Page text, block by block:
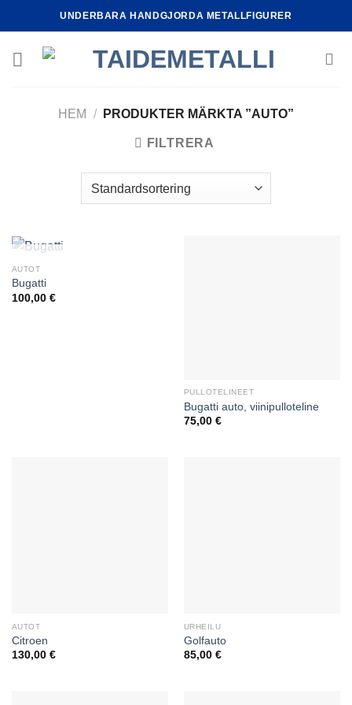
to
UNDERBARA HANDGJORDA METALLFIGURER
HEM / PRODUKTER MÄRKTA ”AUTO”
FILTRERA
AUTOT
Bugatti
100,00 €
PULLOTELINEET
Bugatti auto, viinipulloteline
75,00 €
AUTOT
Citroen
130,00 €
URHEILU
Golfauto
85,00 €